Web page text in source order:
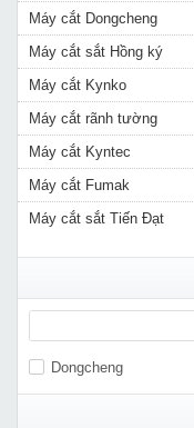
Máy cắt Dongcheng
Máy cắt sắt Hồng ký
Máy cắt Kynko
Máy cắt rãnh tường
Máy cắt Kyntec
Máy cắt Fumak
Máy cắt sắt Tiến Đạt
Dongcheng